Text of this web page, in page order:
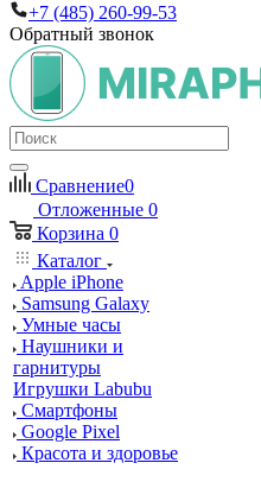
+7 (485) 260-99-53
Обратный звонок
Сравнение0
Отложенные 0
Корзина 0
Каталог
Apple iPhone
Samsung Galaxy
Умные часы
Наушники и
гарнитуры
Игрушки Labubu
Смартфоны
Google Pixel
Красота и здоровье